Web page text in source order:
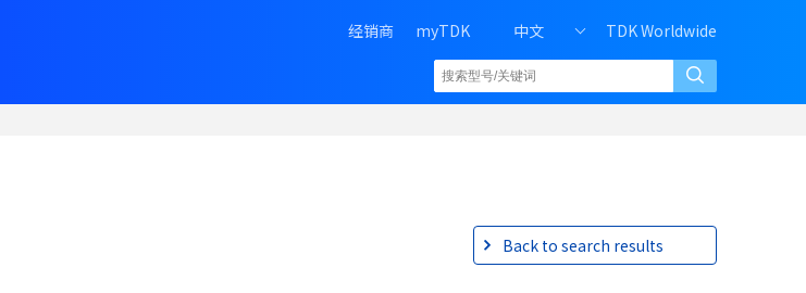
H
d
经销商 myTDK 中文 TDK Worldwide
Back to search results